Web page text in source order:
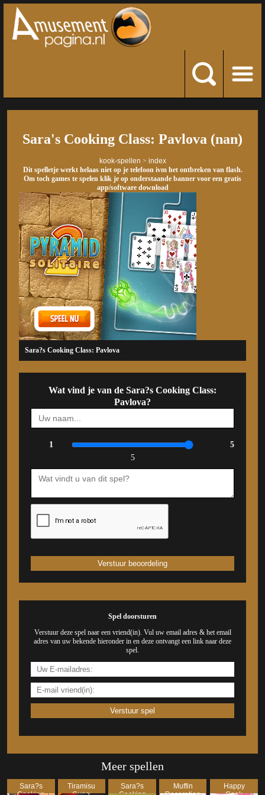
Sara's Cooking Class: Pavlova (nan)
kook-spellen > index
Dit spelletje werkt helaas niet op je telefoon ivm het ontbreken van flash.
Om toch games te spelen klik je op onderstaande banner voor een gratis
app/software download
Sara?s Cooking Class: Pavlova
Wat vind je van de Sara?s Cooking Class:
Pavlova?
1
5
5
Spel doorsturen
Verstuur deze spel naar een vriend(in). Vul uw email adres & het email
adres van uw bekende hieronder in en deze ontvangt een link naar deze
spel.
Meer spellen
Sara?s
Tiramisu
Sara?s
Muffin
Happy